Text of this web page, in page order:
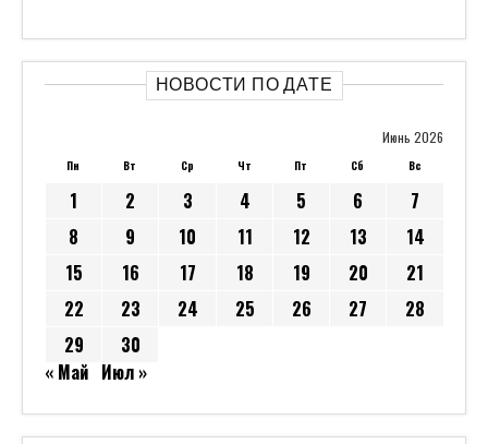
НОВОСТИ ПО ДАТЕ
Июнь 2026
Пн Вт Ср Чт Пт Сб Вс
1 2 3 4 5 6
7
8
9 10 11 12 13
14
15
16 17 18 19 20
21
22
23 24 25 26 27
28
29
30
« Май Июл »